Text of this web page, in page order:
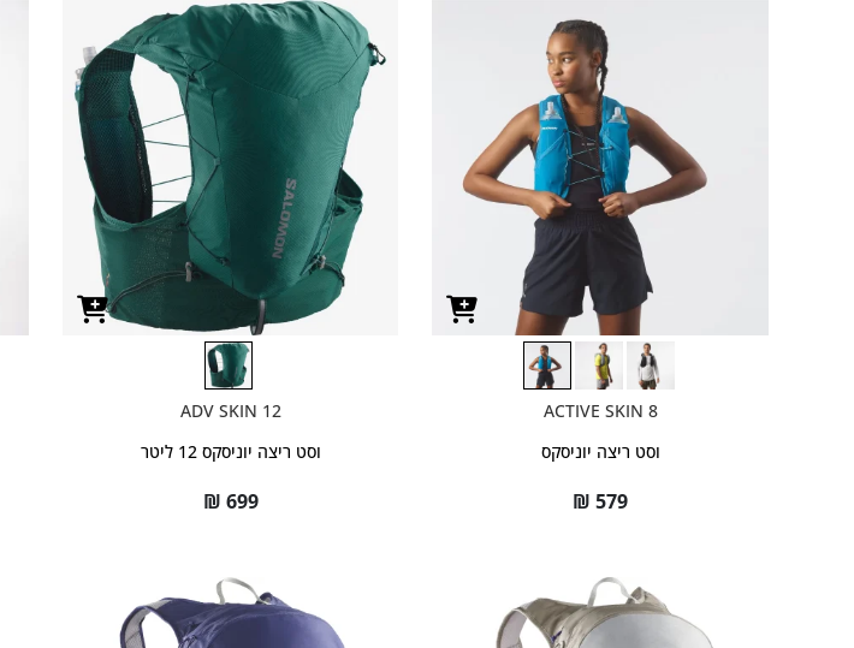
ACTIVE SKIN 8
וסט ריצה יוניסקס
₪ 579
ADV SKIN 12
וסט ריצה יוניסקס 12 ליטר
₪ 699